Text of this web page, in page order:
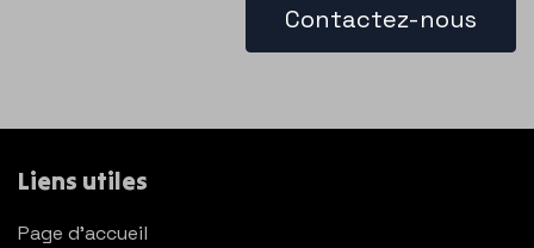
Contactez-nous
Liens utiles
Page d'accueil